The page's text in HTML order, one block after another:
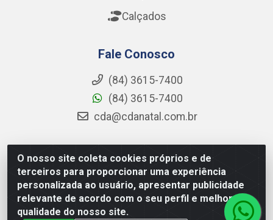
O nosso site coleta cookies próprios e de
terceiros para proporcionar uma experiência
personalizada ao usuário, apresentar publicidade
relevante de acordo com o seu perfil e melhorar a
qualidade do nosso site.
Calçados
Fale Conosco
(84) 3615-7400
(84) 3615-7400
cda@cdanatal.com.br
CDA Distribuidora - Avenida Abel Cabral, 1090 - Nova
Parnamirim, Parnamirim/RN - CEP 59.151-250 - CNPJ
02.275.901/0001-11